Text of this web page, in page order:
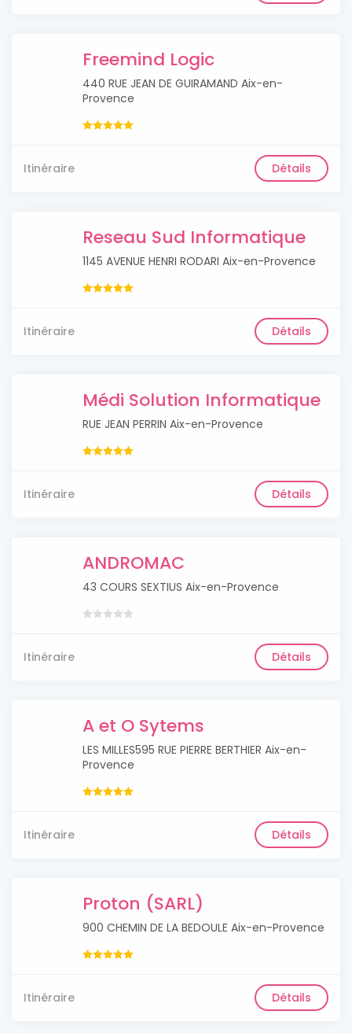
Freemind Logic
440 RUE JEAN DE GUIRAMAND Aix-en-
Provence
Itinéraire Détails
Reseau Sud Informatique
1145 AVENUE HENRI RODARI Aix-en-Provence
Itinéraire Détails
Médi Solution Informatique
RUE JEAN PERRIN Aix-en-Provence
Itinéraire Détails
ANDROMAC
43 COURS SEXTIUS Aix-en-Provence
Itinéraire Détails
A et O Sytems
LES MILLES595 RUE PIERRE BERTHIER Aix-en-
Provence
Itinéraire Détails
Proton (SARL)
900 CHEMIN DE LA BEDOULE Aix-en-Provence
Itinéraire Détails